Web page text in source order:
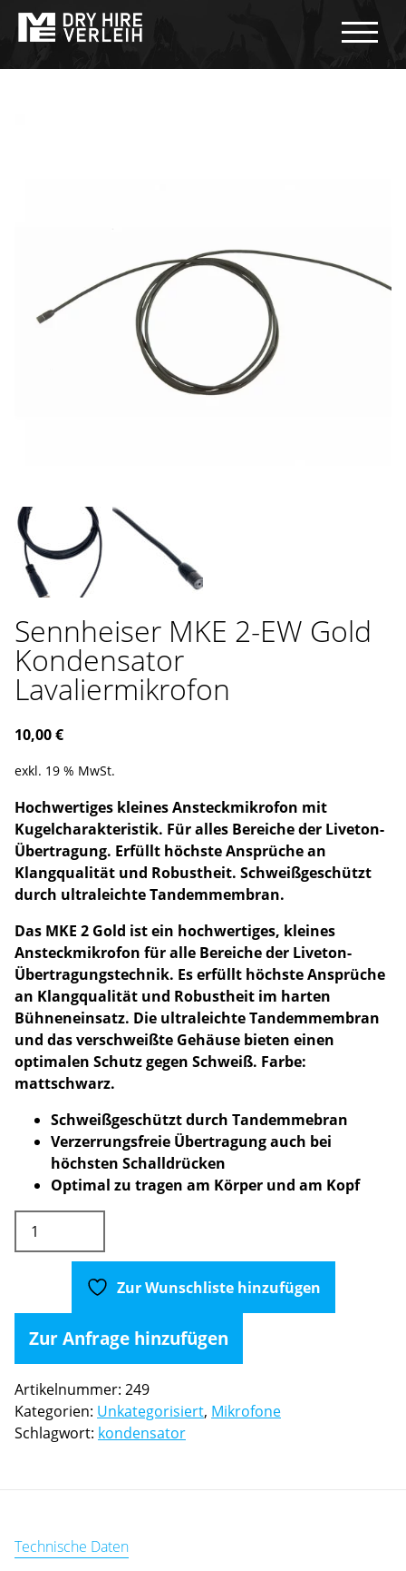
Sennheiser MKE 2-EW Gold
Kondensator
Lavaliermikrofon
10,00€
exkl. 19 % MwSt.
Hochwertiges kleines Ansteckmikrofon mit
Kugelcharakteristik. Für alles Bereiche der Liveton-
Übertragung. Erfüllt höchste Ansprüche an
Klangqualität und Robustheit. Schweißgeschützt
durch ultraleichte Tandemmembran.
Das MKE 2 Gold ist ein hochwertiges, kleines
Ansteckmikrofon für alle Bereiche der Liveton-
Übertragungstechnik. Es erfüllt höchste Ansprüche
an Klangqualität und Robustheit im harten
Bühneneinsatz. Die ultraleichte Tandemmembran
und das verschweißte Gehäuse bieten einen
optimalen Schutz gegen Schweiß. Farbe:
mattschwarz.
Schweißgeschützt durch Tandemmebran
Verzerrungsfreie Übertragung auch bei
höchsten Schalldrücken
Optimal zu tragen am Körper und am Kopf
MKE
Kondensator
Lavaliermikrofon
Zur Wunschliste hinzufügen
Zur Anfrage hinzufügen
Artikelnummer: 249
Kategorien: Unkategorisiert, Mikrofone
Schlagwort: kondensator
Technische Daten